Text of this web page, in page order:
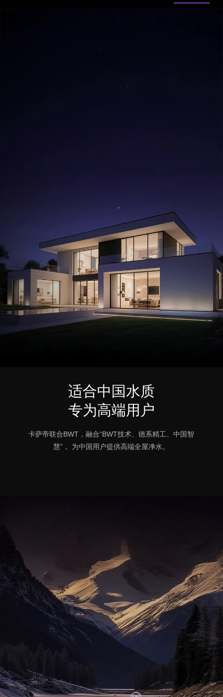
适合中国水质
专为高端用户
卡萨帝联合BWT，融合“BWT技术、德系精工、中国智
慧”， 为中国用户提供高端全屋净水。